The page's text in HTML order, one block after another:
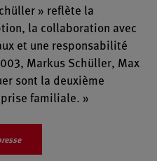
» reflète la
la collaboration avec
et une responsabilité
Markus Schüller, Max
sont la deuxième
familiale. »